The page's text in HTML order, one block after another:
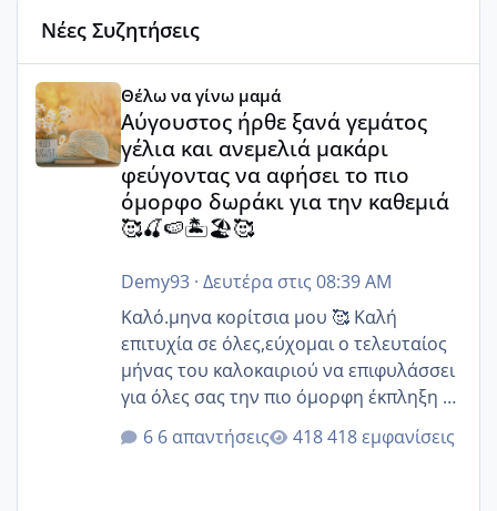
Νέες Συζητήσεις
Αύγουστος ήρθε ξανά γεμάτος γέλια και ανεμελιά
Θέλω να γίνω μαμά
Αύγουστος ήρθε ξανά γεμάτος
γέλια και ανεμελιά μακάρι
φεύγοντας να αφήσει το πιο
όμορφο δωράκι για την καθεμιά
🥰🍒🍉🏝️🏖️🥰
Demy93· Δευτέρα στις 08:39 AM
Καλό.μηνα κορίτσια μου 🥰 Καλή
επιτυχία σε όλες,εύχομαι ο τελευταίος
μήνας του καλοκαιριού να επιφυλάσσει
για όλες σας την πιο όμορφη έκπληξη 🧿
@Elk @Melikara86 @Παρασκευαιδου
@Zenia z @melitiniღ @Christi.D.
6 απαντήσεις 418 εμφανίσεις